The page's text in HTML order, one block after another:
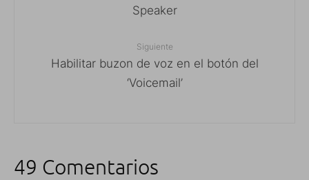
Speaker
Siguiente
Habilitar buzon de voz en el botón del
‘Voicemail’
49 Comentarios